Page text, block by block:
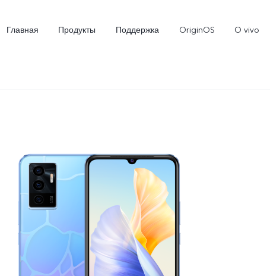
Главная Продукты Поддержка OriginOS O vivo
X300 Ultra X300 FE Новинка